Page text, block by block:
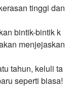
tinggi dan
bintik-bintik k
menjejaskan
tahun, keluli ta
seperti biasa!